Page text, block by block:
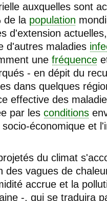
auxquelles sont
de la population
d'extension
d'autres maladies
une fréquence
- en dépit du
dans quelques
effective des
par les conditions
socio-économique et
du climat
des vagues de
accrue et la
-, qui se traduira